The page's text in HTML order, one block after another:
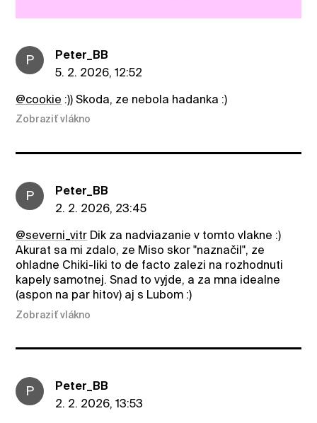
P
Peter_BB
5. 2. 2026, 12:52
@cookie :)) Skoda, ze nebola hadanka :)
Zobraziť vlákno
P
Peter_BB
2. 2. 2026, 23:45
@severni_vitr Dik za nadviazanie v tomto vlakne :)
Akurat sa mi zdalo, ze Miso skor "naznačil", ze
ohladne Chiki-liki to de facto zalezi na rozhodnuti
kapely samotnej. Snad to vyjde, a za mna idealne
(aspon na par hitov) aj s Lubom :)
Zobraziť vlákno
P
Peter_BB
2. 2. 2026, 13:53